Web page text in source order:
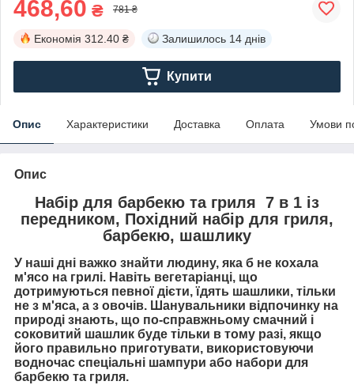
468,60 ₴ 781 ₴
Економія 312.40 ₴ Залишилось 14 днів
Купити
Опис Характеристики Доставка Оплата Умови
Опис
Набір для барбекю та гриля 7 в 1 із
передником, Похідний набір для гриля,
барбекю, шашлику
У наші дні важко знайти людину, яка б не кохала
м'ясо на грилі. Навіть вегетаріанці, що
дотримуються певної дієти, їдять шашлики, тільки
не з м'яса, а з овочів. Шанувальники відпочинку на
природі знають, що по-справжньому смачний і
соковитий шашлик буде тільки в тому разі, якщо
його правильно приготувати, використовуючи
водночас спеціальні шампури або набори для
барбекю та гриля.